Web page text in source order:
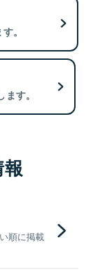
。
す。
順に掲載